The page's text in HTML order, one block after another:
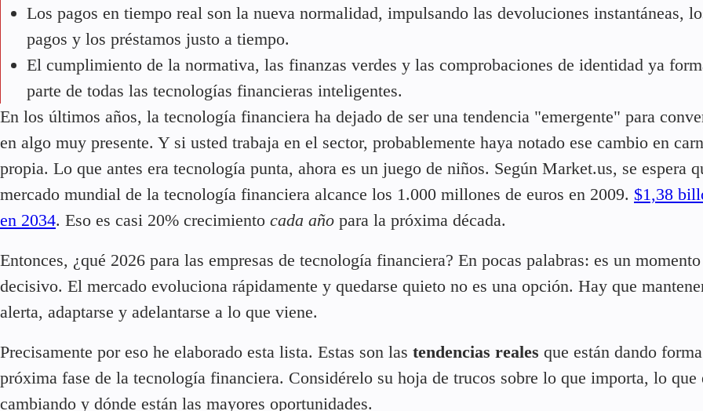
Los pagos en tiempo real son la nueva normalidad, impulsando las devoluciones instantáneas,
pagos y los préstamos justo a tiempo.
El cumplimiento de la normativa, las finanzas verdes y las comprobaciones de identidad ya
parte de todas las tecnologías financieras inteligentes.
En los últimos años, la tecnología financiera ha dejado de ser una tendencia "emergente" para
en algo muy presente. Y si usted trabaja en el sector, probablemente haya notado ese cambio en
propia. Lo que antes era tecnología punta, ahora es un juego de niños. Según Market.us, se espera
mercado mundial de la tecnología financiera alcance los 1.000 millones de euros en 2009. $1,38
en 2034. Eso es casi 20% crecimiento cada año para la próxima década.
Entonces, ¿qué 2026 para las empresas de tecnología financiera? En pocas palabras: es un momento
decisivo. El mercado evoluciona rápidamente y quedarse quieto no es una opción. Hay que
alerta, adaptarse y adelantarse a lo que viene.
Precisamente por eso he elaborado esta lista. Estas son las tendencias reales que están dando
próxima fase de la tecnología financiera. Considérelo su hoja de trucos sobre lo que importa, lo que
cambiando y dónde están las mayores oportunidades.